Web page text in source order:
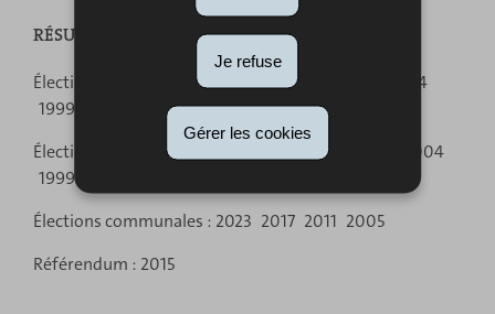
Je refuse
Gérer les cookies
Menu
de
navigation
RÉSULTATS DES ÉLECTIONS
Élections législatives :2023 2018 2013
2004
1999
Élections européennes :
2014
2004
1999
Élections communales : 2023 2017 2011 2005
Référendum : 2015